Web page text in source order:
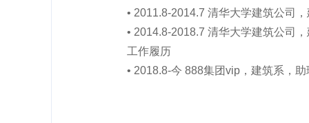
• 2011.8-2014.7 清华大学建筑公司
• 2014.8-2018.7 清华大学建筑公司
工作履历
• 2018.8-今 888集团vip，建筑系，